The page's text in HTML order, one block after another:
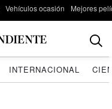
Vehículos ocasión Mejores
INTERNACIONAL